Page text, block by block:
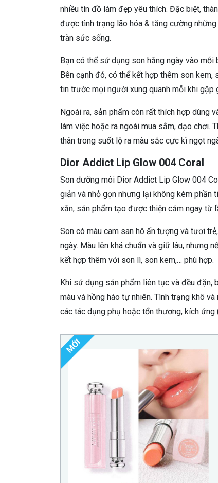
nhiều tín đồ làm đẹp yêu thích. Đặc biệt,
được tình trạng lão hóa & tăng cường
tràn sức sống.
Bạn có thể sử dụng son hằng ngày vào
Bên cạnh đó, có thể kết hợp thêm son
tin trước mọi người xung quanh mỗi khi gặp
Ngoài ra, sản phẩm còn rất thích hợp dùng
làm việc hoặc ra ngoài mua sắm, dạo chơi.
thân trong suốt lộ ra màu sắc cực kì ngọt
Dior Addict Lip Glow 004 Coral
Son dưỡng môi Dior Addict Lip Glow 004
giản và nhỏ gọn nhưng lại không kém phần
xắn, sản phẩm tạo được thiện cảm ngay từ
Son có màu cam san hô ấn tượng và tươi
ngày. Màu lên khá chuẩn và giữ lâu, nhưng
kết hợp thêm với son lì, son kem,… phù hợp.
Khi sử dụng sản phẩm liên tục và đều đặn,
màu và hồng hào tự nhiên. Tình trạng khô
các tác dụng phụ hoặc tổn thương, kích ứng
MỚI